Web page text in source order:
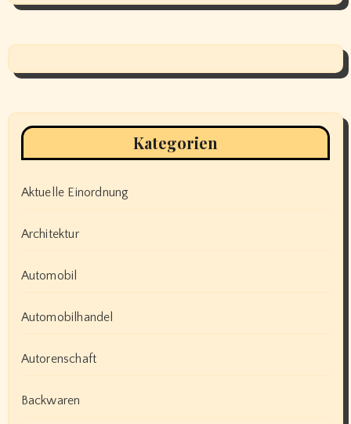
Kategorien
Aktuelle Einordnung
Architektur
Automobil
Automobilhandel
Autorenschaft
Backwaren